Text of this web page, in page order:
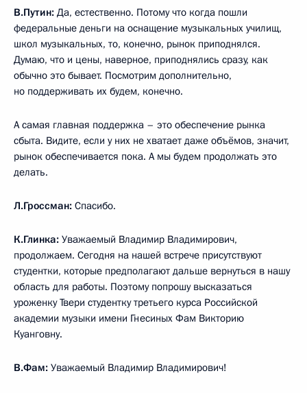
В.Путин: Да, естественно. Потому что когда пошли
федеральные деньги на оснащение музыкальных училищ,
школ музыкальных, то, конечно, рынок приподнялся.
Думаю, что и цены, наверное, приподнялись сразу, как
обычно это бывает. Посмотрим дополнительно,
но поддерживать их будем, конечно.
А самая главная поддержка – это обеспечение рынка
сбыта. Видите, если у них не хватает даже объёмов, значит,
рынок обеспечивается пока. А мы будем продолжать это
делать.
Л.Гроссман: Спасибо.
К.Глинка: Уважаемый Владимир Владимирович,
продолжаем. Сегодня на нашей встрече присутствуют
студентки, которые предполагают дальше вернуться в нашу
область для работы. Поэтому попрошу высказаться
уроженку Твери студентку третьего курса Российской
академии музыки имени Гнесиных Фам Викторию
Куанговну.
В.Фам: Уважаемый Владимир Владимирович!